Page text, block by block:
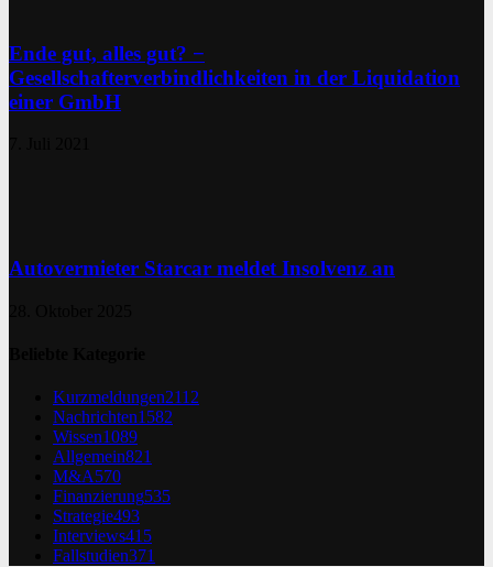
Ende gut, alles gut? −
Gesellschafterverbindlichkeiten in der Liquidation
einer GmbH
Autovermieter Starcar meldet Insolvenz an
Kurzmeldungen2112
Nachrichten1582
Wissen1089
Allgemein821
M&A570
Finanzierung535
Strategie493
Interviews415
Fallstudien371